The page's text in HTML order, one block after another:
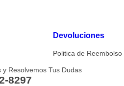
Devoluciones
Politica de Reembolso
y Resolvemos Tus Dudas
8297